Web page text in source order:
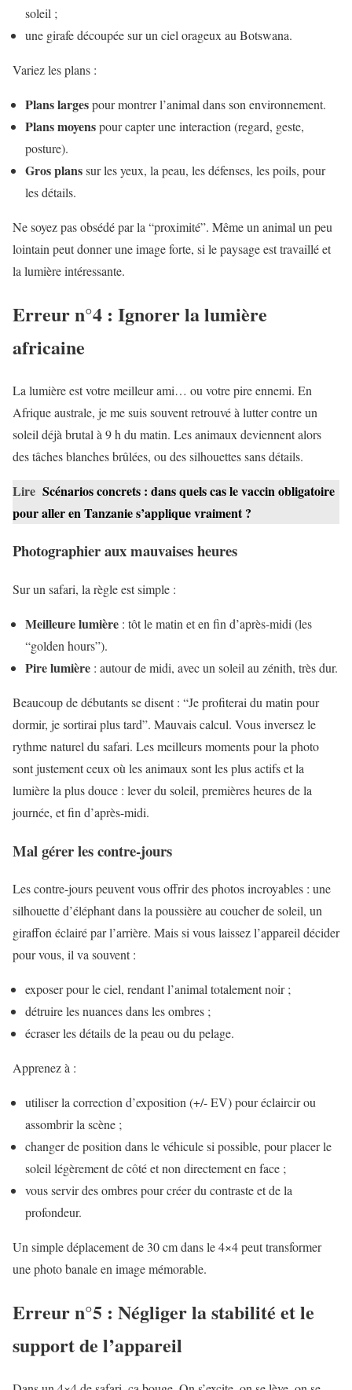
soleil ;
une girafe découpée sur un ciel orageux au Botswana.
Variez les plans :
Plans largespour montrer l’animal dans son environnement.
Plans moyenspour capter une interaction (regard, geste,
posture).
Gros planssur les yeux, la peau, les défenses, les poils, pour
les détails.
Ne soyez pas obsédé par la “proximité”. Même un animal un peu
lointain peut donner une image forte, si le paysage est travaillé et
la lumière intéressante.
Erreur n°4 : Ignorer la lumière
africaine
La lumière est votre meilleur ami… ou votre pire ennemi. En
Afrique australe, je me suis souvent retrouvé à lutter contre un
soleil déjà brutal à 9 h du matin. Les animaux deviennent alors
des tâches blanches brûlées, ou des silhouettes sans détails.
Lire Scénarios concrets : dans quels cas le vaccin obligatoire
pour aller en Tanzanie s’applique vraiment ?
Photographier aux mauvaises heures
Sur un safari, la règle est simple :
Meilleure lumière : tôt le matin et en fin d’après-midi (les
“golden hours”).
Pire lumière : autour de midi, avec un soleil au zénith, très dur.
Beaucoup de débutants se disent : “Je profiterai du matin pour
dormir, je sortirai plus tard”. Mauvais calcul. Vous inversez le
rythme naturel du safari. Les meilleurs moments pour la photo
sont justement ceux où les animaux sont les plus actifs et la
lumière la plus douce : lever du soleil, premières heures de la
journée, et fin d’après-midi.
Mal gérer les contre-jours
Les contre-jours peuvent vous offrir des photos incroyables : une
silhouette d’éléphant dans la poussière au coucher de soleil, un
giraffon éclairé par l’arrière. Mais si vous laissez l’appareil décider
pour vous, il va souvent :
exposer pour le ciel, rendant l’animal totalement noir ;
détruire les nuances dans les ombres ;
écraser les détails de la peau ou du pelage.
Apprenez à :
utiliser la correction d’exposition (+/- EV) pour éclaircir ou
assombrir la scène ;
changer de position dans le véhicule si possible, pour placer le
soleil légèrement de côté et non directement en face ;
vous servir des ombres pour créer du contraste et de la
profondeur.
Un simple déplacement de 30 cm dans le 4×4 peut transformer
une photo banale en image mémorable.
Erreur n°5 : Négliger la stabilité et le
support de l’appareil